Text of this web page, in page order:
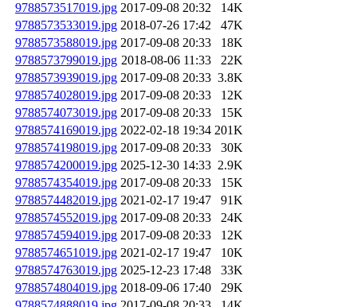
9788573517019.jpg 2017-09-08 20:32
14K
9788573533019.jpg 2018-07-26 17:42
47K
9788573588019.jpg 2017-09-08 20:33
18K
9788573799019.jpg 2018-08-06 11:33
22K
9788573939019.jpg 2017-09-08 20:33 3.8K
9788574028019.jpg 2017-09-08 20:33
12K
9788574073019.jpg 2017-09-08 20:33
15K
9788574169019.jpg 2022-02-18 19:34 201K
9788574198019.jpg 2017-09-08 20:33
30K
9788574200019.jpg 2025-12-30 14:33 2.9K
9788574354019.jpg 2017-09-08 20:33
15K
9788574482019.jpg 2021-02-17 19:47
91K
9788574552019.jpg 2017-09-08 20:33
24K
9788574594019.jpg 2017-09-08 20:33
12K
9788574651019.jpg 2021-02-17 19:47
10K
9788574763019.jpg 2025-12-23 17:48
33K
9788574804019.jpg 2018-09-06 17:40
29K